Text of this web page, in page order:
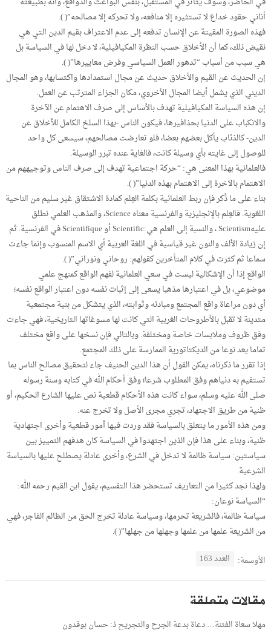
أناني حقود خداع لا تستثيره إلا منافعه، ولا تحركه إلا مصالحه”( ).
فهذه الصورة المقيتة عن الإنسان تدفعه إلى عدم الاعتراف بقيم الدين التي هي
نقيض ذلك، كما أن الأخلاق حسب النظرة المكيافيلية، لا دخل لها في السياسة بل
هي سبب من أسباب “تدهور العمل السياسي وفرض معاييرها”( ).
إن الحديث عن القيم والأخلاق حديث عن مجال استمدادها واكتسابها، وهو المجال
الديني الذي يشمل أيضا المجال الأخروي، مكان الجزاء المترتب عن العمل.
إن هذه السياسة المكيافيلية تهدف بالأساس إلى صرف الاهتمام عن الآخرة
والانكباب على الدنيا بحذافيرها، فيكون الناس -بهذا السلخ الكامل للأخلاق عن
الدين- كالذئاب يأكل بعضهم بعضا، فلو تعارضت مصالحهم، سيسعى كل واحد
للوصول إلى غايته بأي وسيلة كانت، فالغاية عنده تبرر الوسيلة.
فالعلمانية بهذا المعنى هي: “حركة اجتماعية تهدف إلى صرف الناس وتوجيههم من
الاهتمام بالآخرة إلى الاهتمام بهذه الدنيا”( ).
بناء على ما ذًكر فإن ربط العلمانية بكلمة العِلم كمادة الاشتقاق غير سليم من الناحية
اللغوية. فالعِلم بالإنجليزية والفرنسية معناه Science، والمذهب العلمي نطلق
عليهScientism ، والنسبة إلى العلم هي:Scientific أو Scientifique في الفرنسية. ثم
إن زيادة الألف والنون غير قياسية في اللغة العربية أي الاسم المنسوب وإنما جاءت
سماعا ثم كثرت في كلام المتأخرين كقولهم: روحاني ونوراني”( ).
الواقع إذا أن الإشكالية ليست في سعي العلمانية لفهم الواقع كمنهج علمي
موضوعي، بل في اعتبارها مذهبا يسعى إلى إثبات نفسه دون اعتبار الواقع نفسه؛
أي دون مراعاة واقع المجتمع ومبادئه وثوابته، الذي يتشكل من بنية مجتمعية
متدينة لا تقبل بالأطروحات الغربية التي كانت لها مسوغاتها التاريخية، فهي جاءت
وفق ظروف وملابسات خاصة ومختلفة. وبالتالي فإن نسخها على واقع مختلف
تماما يعد نوعا من الديكتاتورية الممارسة على ذلك المجتمع.
إذا تقرر ما ذكرناه، يمكن القول أن هذا الدين الحنيف جاء لتحقيق مصالح الناس بما
تستقيم به دنياهم وفق المطلوب شرعا؛ وفق أحكام الله في كتابه وسنة رسوله
صلى الله عليه وسلم، سواء كانت هذه الأحكام قطعية نص عليها الشارع الحكيم، أو
ظنية من طريق الاجتهاد، تجري مجرى الأصل ولا تخرج عنه.
ومن هذه الأمور ما يتعلق بالسياسة فقد وردت فيها أمور قطعية وأخرى اجتهادية
ظنية، وبناء على هذا فإن الذين اجتهدوا في السياسة كان هدفهم التمييز بين
سياستين: سياسة ظالمة لا تدخل في الشرع، وأخرى عادلة يصطلح عليها بالسياسة
الشرعية.
ولهذا نجد كثيرا من التعاريف تستحضر هذا التقسيم، يقول ابن القيم رحمه الله:
“السياسة نوعان:
سياسة ظالمة، فالشريعة تحرمها، وسياسة عادلة تخرج الحق من الظالم الفاجر، فهي
من الشريعة علمها من علمها وجهلها من جهلها”( ).
الأوسمة: العدد 163
مقالات متعلقة
مهلا سعاة الفتنة… دعاة بدعة الجرح والتجريح ذ: حسان بوقدون